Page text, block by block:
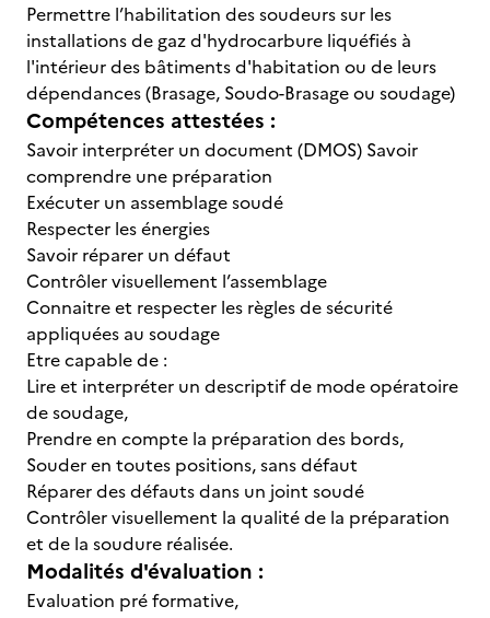
Permettre l’habilitation des soudeurs sur les
installations de gaz d'hydrocarbure liquéfiés à
l'intérieur des bâtiments d'habitation ou de leurs
dépendances (Brasage, Soudo-Brasage ou soudage)
Compétences attestées :
Savoir interpréter un document (DMOS) Savoir
comprendre une préparation
Exécuter un assemblage soudé
Respecter les énergies
Savoir réparer un défaut
Contrôler visuellement l’assemblage
Connaitre et respecter les règles de sécurité
appliquées au soudage
Etre capable de :
Lire et interpréter un descriptif de mode opératoire
de soudage,
Prendre en compte la préparation des bords,
Souder en toutes positions, sans défaut
Réparer des défauts dans un joint soudé
Contrôler visuellement la qualité de la préparation
et de la soudure réalisée.
Modalités d'évaluation :
Evaluation pré formative,